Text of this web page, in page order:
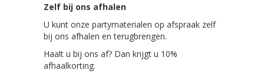
Zelf bij ons afhalen
U kunt onze partymaterialen op afspraak zelf
bij ons afhalen en terugbrengen.
Haalt u bij ons af? Dan krijgt u 10%
afhaalkorting.